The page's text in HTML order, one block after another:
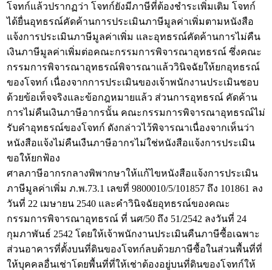
โจทก์แล้วปรากฏว่า โจทก์ยังมีภาษีที่ต้องชำระเพิ่มเติม โจทก์
ได้ยื่นอุทธรณ์คัดค้านการประเมินภาษีมูลค่าเพิ่มตามหนังสือ
แจ้งการประเมินภาษีมูลค่าเพิ่ม และอุทธรณ์คัดค้านการไม่คืน
เงินภาษีมูลค่าเพิ่มต่อคณะกรรมการพิจารณาอุทธรณ์ ซึ่งคณะ
กรรมการพิจารณาอุทธรณ์พิจารณาแล้ววินิจฉัยให้ยกอุทธรณ์
ของโจทก์ เนื่องจากการประเมินของเจ้าพนักงานประเมินชอบ
ด้วยข้อเท็จจริงและข้อกฎหมายแล้ว ส่วนการอุทธรณ์ คัดค้าน
การไม่คืนเงินภาษีอากรนั้น คณะกรรมการพิจารณาอุทธรณ์ไม่
รับคำอุทธรณ์ของโจทก์ ดังกล่าวไว้พิจารณาเนื่องจากเห็นว่า
หนังสือแจ้งไม่คืนเงืนภาษีอากรไม่ใช่หนังสือแจ้งการประเมิน
ขอให้ยกฟ้อง
ศาลภาษีอากรกลางพิพากษาให้แก้ไขหนังสือแจ้งการประเมิน
ภาษีมูลค่าเพิ่ม ภ.พ.73.1 เลขที่ 9800010/5/101857 ถึง 101861 ลง
วันที่ 22 เมษายน 2540 และคำวินิจฉัยอุทธรณ์ของคณะ
กรรมการพิจารณาอุทธรณ์ ที่ นศ/50 ถึง 51/2542 ลงวันที่ 24
กุมภาพันธ์ 2542 โดยให้เจ้าพนักงานประเมินคืนภาษีซื้อเฉพาะ
ส่วนอาคารที่ตั้งบนที่ดินของโจทก์ลบด้วยภาษีซื้อในส่วนพื้นที่ที่
ให้บุคคลอื่นเช่าโดยพื้นที่ที่ให้เช่าต้องอยู่บนที่ดินของโจทก์ให้